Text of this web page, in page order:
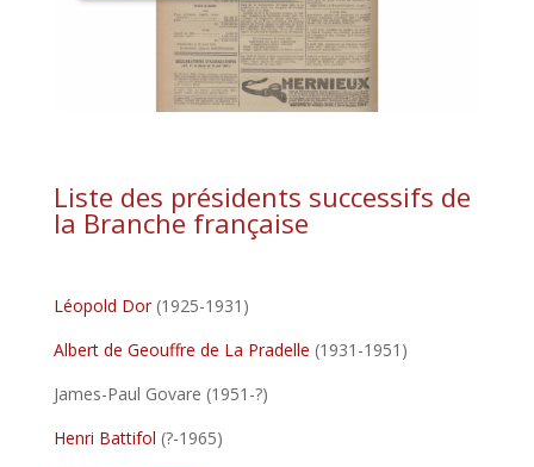
Liste des présidents successifs de
la Branche française
Léopold Dor(1925-1931)
Albert de Geouffre de La Pradelle (1931-1951)
James-Paul Govare (1951-?)
Henri Battifol (?-1965)